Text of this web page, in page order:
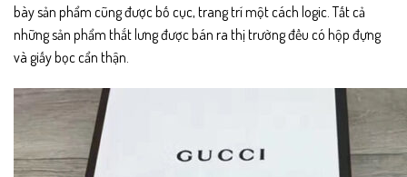
bày sản phẩm cũng được bố cục, trang trí một cách logic. Tất cả
những sản phẩm thắt lưng được bán ra thị trường đều có hộp đựng
và giấy bọc cẩn thận.